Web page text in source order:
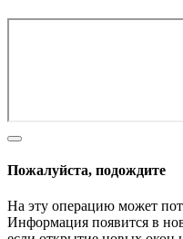
Пожалуйста, подождите
На эту операцию может
Информация появится в